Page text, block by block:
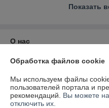
Показать
О нас
Контакты
Доставка и оплата
Обработка файлов cookie
Мы используем файлы
пользователей портала и
рекомендаций. Вы можете
отключить их.